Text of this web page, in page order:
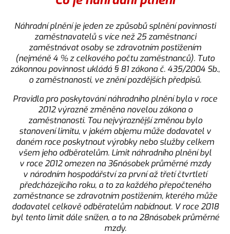
Náhradní plnění je jeden ze způsobů splnění povinnosti
zaměstnavatelů s více než 25 zaměstnanci
zaměstnávat osoby se zdravotním postižením
(nejméně 4 % z celkového počtu zaměstnanců). Tuto
zákonnou povinnost ukládá § 81 zákona č. 435/2004 Sb.,
o zaměstnanosti, ve znění pozdějších předpisů.
Pravidla pro poskytování náhradního plnění byla v roce
2012 výrazně změněna novelou zákona o
zaměstnanosti. Tou nejvýraznější změnou bylo
stanovení limitu, v jakém objemu může dodavatel v
daném roce poskytnout výrobky nebo služby celkem
všem jeho odběratelům. Limit náhradního plnění byl
v roce 2012 omezen na 36násobek průměrné mzdy
v národním hospodářství za první až třetí čtvrtletí
předcházejícího roku, a to za každého přepočteného
zaměstnance se zdravotním postižením, kterého může
dodavatel celkově odběratelům nabídnout. V roce 2018
byl tento limit dále snížen, a to na 28násobek průměrné
mzdy.